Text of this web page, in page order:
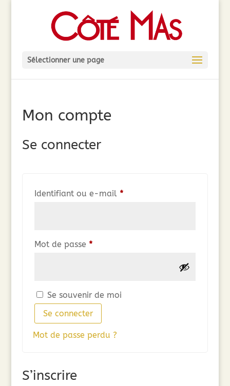
Sélectionner une page
Mon compte
Se connecter
Identifiant ou e-mail *Obligatoire
Mot de passe *Obligatoire
Se souvenir de moi
Se connecter
Mot de passe perdu ?
S’inscrire